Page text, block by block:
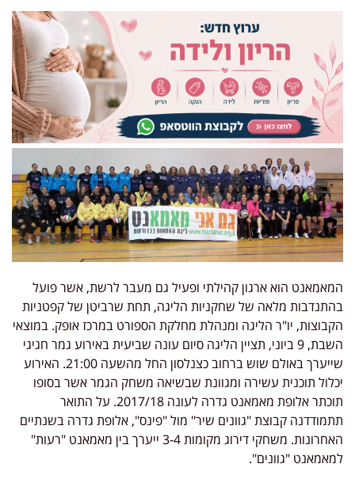
המאמאנט הוא ארגון קהילתי ופעיל גם מעבר לרשת, אשר פועל
בהתנדבות מלאה של שחקניות הליגה, תחת שרביטן של קפטניות
הקבוצות, יו"ר הליגה ומנהלת מחלקת הספורט במרכז אופק. במוצאי
השבת, 9 ביוני, תציין הליגה סיום עונה שביעית באירוע גמר חגיגי
שייערך באולם שוש ברחוב כצנלסון החל מהשעה 21:00. האירוע
יכלול תוכנית עשירה ומגוונת שבשיאה משחק הגמר אשר בסופו
תוכתר אלופת מאמאנט גדרה לעונה 2017/18. על התואר
תתמודדנה קבוצת "גוונים שיר" מול "פינס", אלופת גדרה בשנתיים
האחרונות. משחקי דירוג מקומות 3-4 ייערך בין מאמאנט "רעות"
למאמאנט "גוונים".